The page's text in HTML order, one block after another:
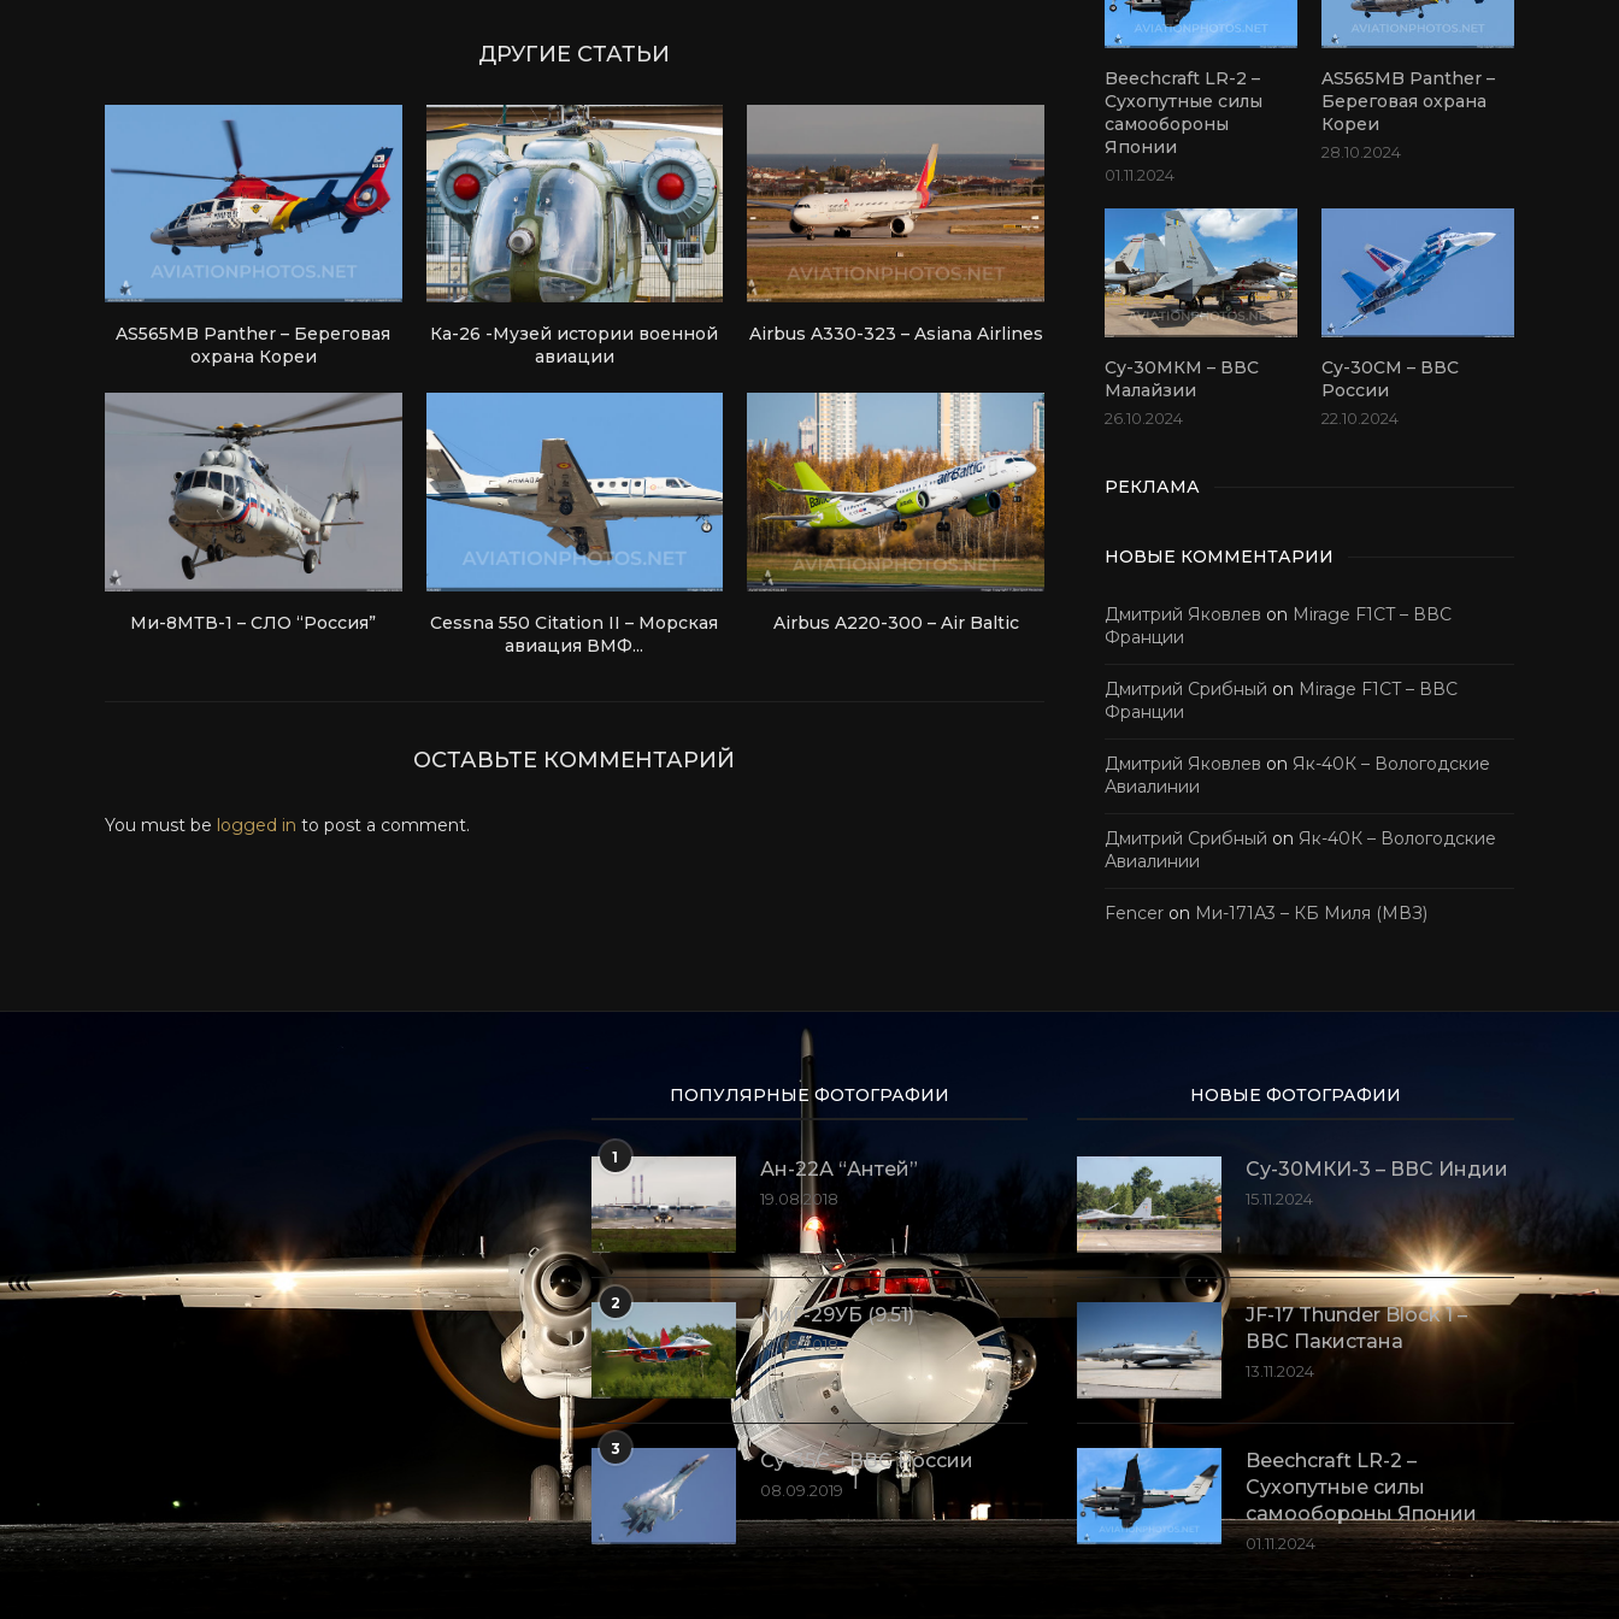
ДРУГИЕ СТАТЬИ
AS565MB Panther – Береговая
охрана Кореи
Ка-26 -Музей истории военной
авиации
Airbus A330-323 – Asiana Airlines
Ми-8МТВ-1 – СЛО “Россия”
Cessna 550 Citation II – Морская
авиация ВМФ...
Airbus A220-300 – Air Baltic
ОСТАВЬТЕ КОММЕНТАРИЙ
You must be logged in to post a comment.
Beechcraft LR-2 –
Сухопутные силы
самообороны
Японии
01.11.2024
AS565MB Panther –
Береговая охрана
Кореи
28.10.2024
Су-30МКМ – ВВС
Малайзии
26.10.2024
Су-30СМ – ВВС
России
22.10.2024
РЕКЛАМА
НОВЫЕ КОММЕНТАРИИ
Дмитрий Яковлев on Mirage F1CT – ВВС
Франции
Дмитрий Срибный on Mirage F1CT – ВВС
Франции
Дмитрий Яковлев on Як-40К – Вологодские
Авиалинии
Дмитрий Срибный on Як-40К – Вологодские
Авиалинии
Fencer on Ми-171А3 – КБ Миля (МВЗ)
ПОПУЛЯРНЫЕ ФОТОГРАФИИ
1
Ан-22А “Антей”
19.08.2018
2
МиГ-29УБ (9.51)
10.09.2018
3
Су-35С – ВВС России
08.09.2019
НОВЫЕ ФОТОГРАФИИ
Су-30МКИ-3 – ВВС Индии
15.11.2024
JF-17 Thunder Block 1 –
ВВС Пакистана
13.11.2024
Beechcraft LR-2 –
Сухопутные силы
самообороны Японии
01.11.2024